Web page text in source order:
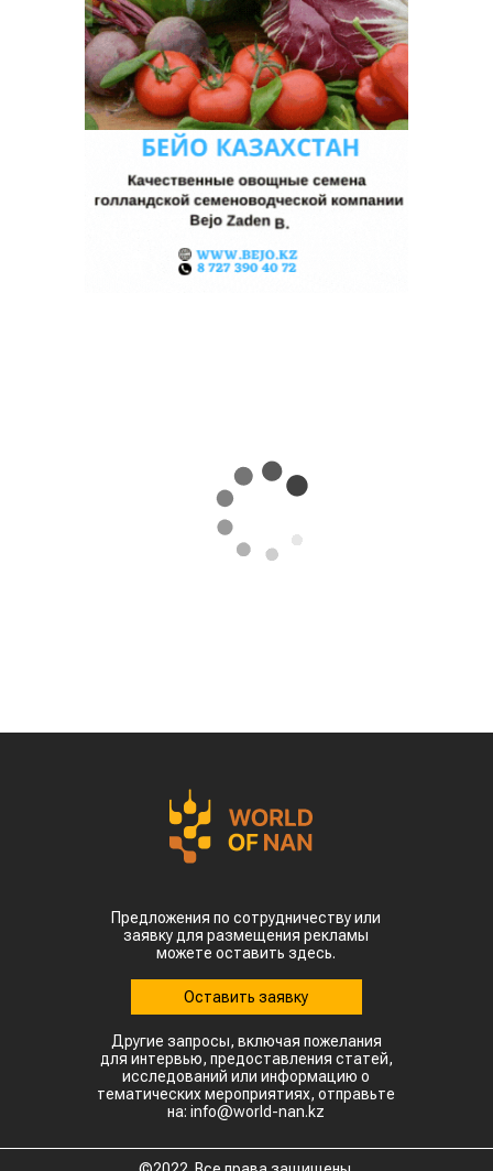
Предложения по сотрудничеству или
заявку для размещения рекламы
можете оставить здесь.
Оставить заявку
Другие запросы, включая пожелания
для интервью, предоставления статей,
исследований или информацию о
тематических мероприятиях, отправьте
на: info@world-nan.kz